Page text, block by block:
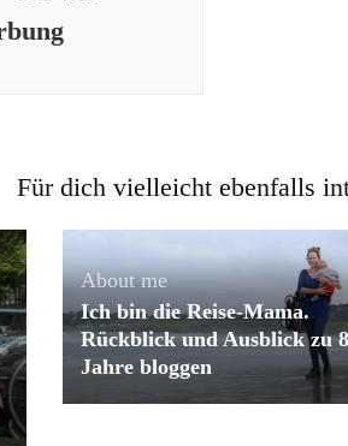
Für dich vielleicht ebenfalls
About me
Ich bin die Reise-Mama.
Rückblick und Ausblick zu 8
Jahre bloggen